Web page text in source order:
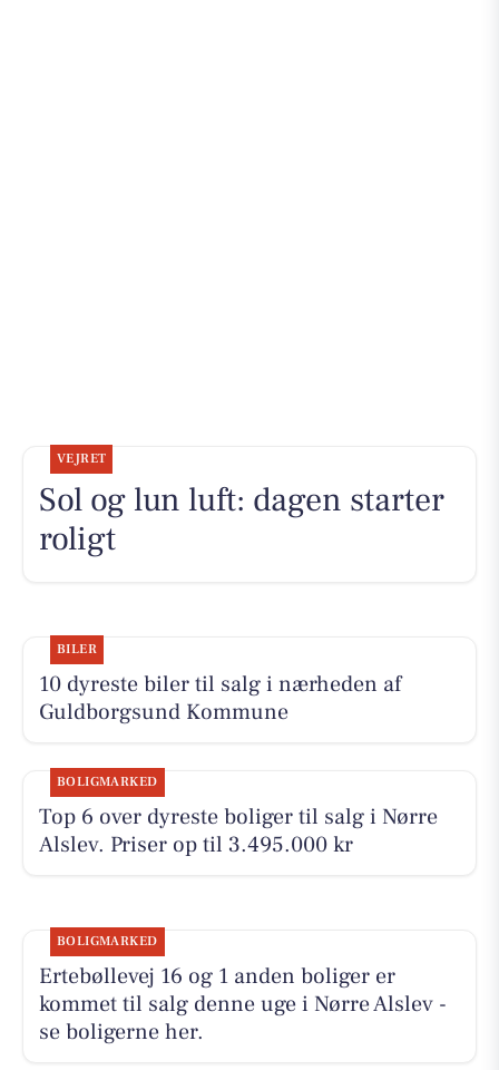
VEJRET
Sol og lun luft: dagen starter
roligt
BILER
10 dyreste biler til salg i nærheden af
Guldborgsund Kommune
BOLIGMARKED
Top 6 over dyreste boliger til salg i Nørre
Alslev. Priser op til 3.495.000 kr
BOLIGMARKED
Ertebøllevej 16 og 1 anden boliger er
kommet til salg denne uge i Nørre Alslev -
se boligerne her.